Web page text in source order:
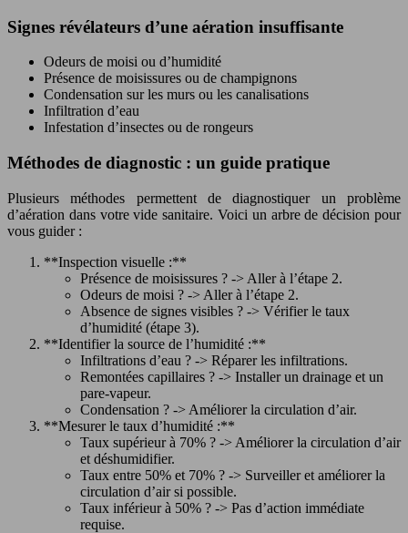
Signes révélateurs d’une aération insuffisante
Odeurs de moisi ou d’humidité
Présence de moisissures ou de champignons
Condensation sur les murs ou les canalisations
Infiltration d’eau
Infestation d’insectes ou de rongeurs
Méthodes de diagnostic : un guide pratique
Plusieurs méthodes permettent de diagnostiquer un problème
d’aération dans votre vide sanitaire. Voici un arbre de décision pour
vous guider :
**Inspection visuelle :**
Présence de moisissures ? -> Aller à l’étape 2.
Odeurs de moisi ? -> Aller à l’étape 2.
Absence de signes visibles ? -> Vérifier le taux
d’humidité (étape 3).
**Identifier la source de l’humidité :**
Infiltrations d’eau ? -> Réparer les infiltrations.
Remontées capillaires ? -> Installer un drainage et un
pare-vapeur.
Condensation ? -> Améliorer la circulation d’air.
**Mesurer le taux d’humidité :**
Taux supérieur à 70% ? -> Améliorer la circulation d’air
et déshumidifier.
Taux entre 50% et 70% ? -> Surveiller et améliorer la
circulation d’air si possible.
Taux inférieur à 50% ? -> Pas d’action immédiate
requise.